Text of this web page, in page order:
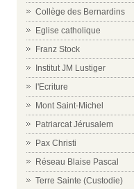
Collège des Bernardins
Eglise catholique
Franz Stock
Institut JM Lustiger
l'Ecriture
Mont Saint-Michel
Patriarcat Jérusalem
Pax Christi
Réseau Blaise Pascal
Terre Sainte (Custodie)